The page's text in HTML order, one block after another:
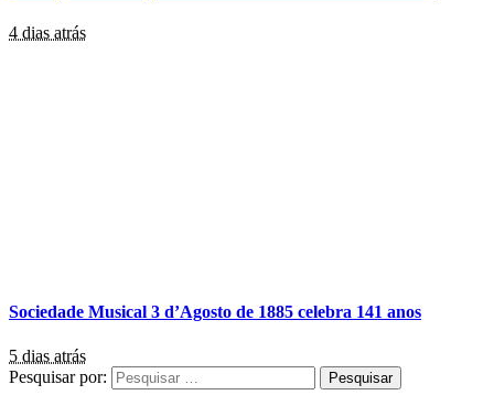
4 dias atrás
Sociedade Musical 3 d’Agosto de 1885 celebra 141 anos
5 dias atrás
Pesquisar por: